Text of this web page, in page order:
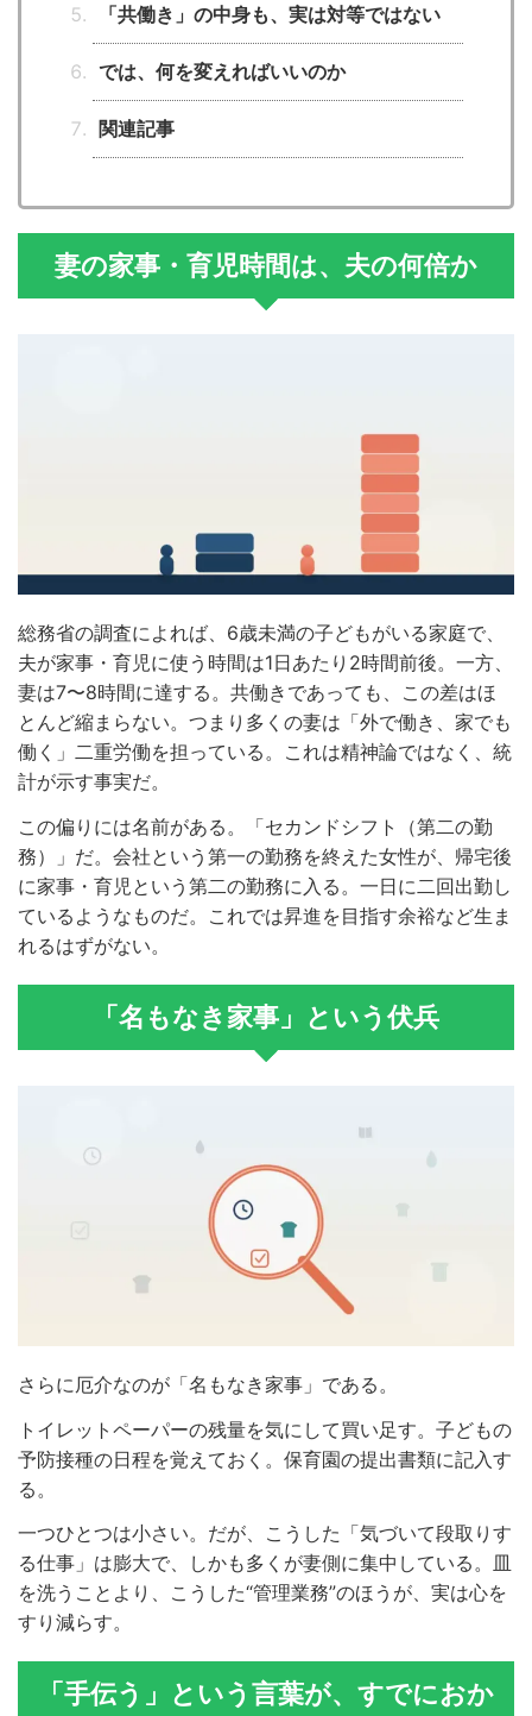
「共働き」の中身も、実は対等ではない
では、何を変えればいいのか
関連記事
妻の家事・育児時間は、夫の何倍か
総務省の調査によれば、6歳未満の子どもがいる家庭で、
夫が家事・育児に使う時間は1日あたり2時間前後。一方、
妻は7〜8時間に達する。共働きであっても、この差はほ
とんど縮まらない。つまり多くの妻は「外で働き、家でも
働く」二重労働を担っている。これは精神論ではなく、統
計が示す事実だ。
この偏りには名前がある。「セカンドシフト（第二の勤
務）」だ。会社という第一の勤務を終えた女性が、帰宅後
に家事・育児という第二の勤務に入る。一日に二回出勤し
ているようなものだ。これでは昇進を目指す余裕など生ま
れるはずがない。
「名もなき家事」という伏兵
さらに厄介なのが「名もなき家事」である。
トイレットペーパーの残量を気にして買い足す。子どもの
予防接種の日程を覚えておく。保育園の提出書類に記入す
る。
一つひとつは小さい。だが、こうした「気づいて段取りす
る仕事」は膨大で、しかも多くが妻側に集中している。皿
を洗うことより、こうした“管理業務”のほうが、実は心を
すり減らす。
「手伝う」という言葉が、すでにおか